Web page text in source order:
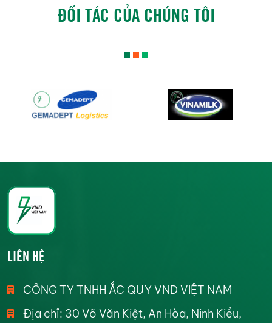
ĐỐI TÁC CỦA CHÚNG TÔI
LIÊN HỆ
CÔNG TY TNHH ẮC QUY VND VIỆT NAM
Địa chỉ: 30 Võ Văn Kiệt, An Hòa, Ninh Kiều,